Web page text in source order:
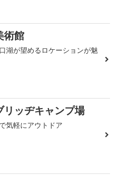
術館
湖が望めるロケーションが魅
リッヂキャンプ場
気軽にアウトドア